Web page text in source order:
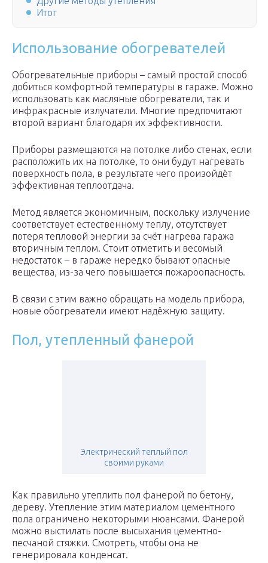
Итог
Использование обогревателей
Обогревательные приборы – самый простой способ
добиться комфортной температуры в гараже. Можно
использовать как масляные обогреватели, так и
инфракрасные излучатели. Многие предпочитают
второй вариант благодаря их эффективности.
Приборы размещаются на потолке либо стенах, если
расположить их на потолке, то они будут нагревать
поверхность пола, в результате чего произойдёт
эффективная теплоотдача.
Метод является экономичным, поскольку излучение
соответствует естественному теплу, отсутствует
потеря тепловой энергии за счёт нагрева гаража
вторичным теплом. Стоит отметить и весомый
недостаток – в гараже нередко бывают опасные
вещества, из-за чего повышается пожароопасность.
В связи с этим важно обращать на модель прибора,
новые обогреватели имеют надёжную защиту.
Пол, утепленный фанерой
Электрический теплый пол
своими руками
Как правильно утеплить пол фанерой по бетону,
дереву. Утепление этим материалом цементного
пола ограничено некоторыми нюансами. Фанерой
можно выстилать после высыхания цементно-
песчаной стяжки. Смотреть, чтобы она не
генерировала конденсат.